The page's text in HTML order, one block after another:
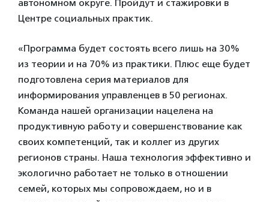
автономном округе. Пройдут и стажировки в
Центре социальных практик.
«Программа будет состоять всего лишь на 30%
из теории и на 70% из практики. Плюс еще будет
подготовлена серия материалов для
информирования управленцев в 50 регионах.
Команда нашей организации нацелена на
продуктивную работу и совершенствование как
своих компетенций, так и коллег из других
регионов страны. Наша технология эффективно и
экологично работает не только в отношении
семей, которых мы сопровождаем, но и в